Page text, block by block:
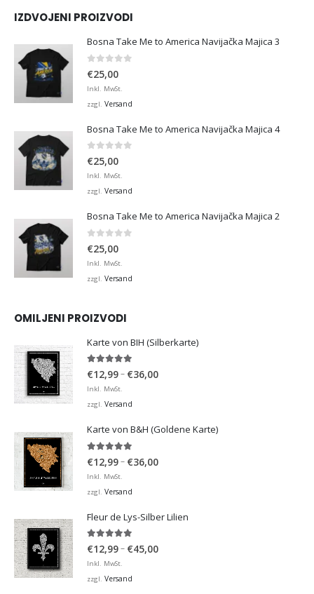
IZDVOJENI PROIZVODI
Bosna Take Me to America Navijačka Majica 3
€25,00
Inkl. MwSt.
zzgl. Versand
Bosna Take Me to America Navijačka Majica 4
0 von 5
€25,00
Inkl. MwSt.
zzgl. Versand
Bosna Take Me to America Navijačka Majica 2
€25,00
Inkl. MwSt.
zzgl. Versand
OMILJENI PROIZVODI
Karte von BIH (Silberkarte)
4.92 von 5
€12,99– €36,00Preisspanne:
Inkl. MwSt.
zzgl. Versand
Karte von B&H (Goldene Karte)
€12,99– €36,00Preisspanne:
Inkl. MwSt.
zzgl. Versand
Fleur de Lys-Silber Lilien
4.95von 5
€12,99– €45,00Preisspanne:
Inkl. MwSt.
zzgl. Versand